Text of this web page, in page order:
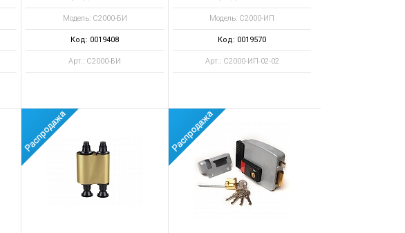
Модель: С2000-БИ
Код: 0019408
Арт.: С2000-БИ
Модель: С2000-ИП
Код: 0019570
Арт.: С2000-ИП-02-02